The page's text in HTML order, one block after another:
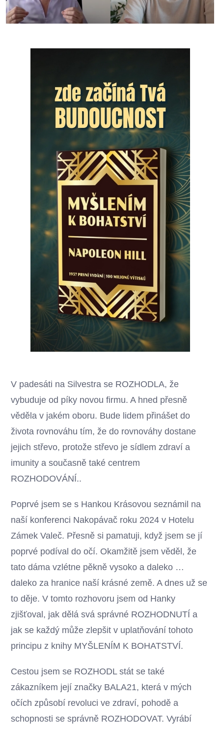
V padesáti na Silvestra se ROZHODLA, že
vybuduje od píky novou firmu. A hned přesně
věděla v jakém oboru. Bude lidem přinášet do
života rovnováhu tím, že do rovnováhy dostane
jejich střevo, protože střevo je sídlem zdraví a
imunity a současně také centrem
ROZHODOVÁNÍ..
Poprvé jsem se s Hankou Krásovou seznámil na
naší konferenci Nakopávač roku 2024 v Hotelu
Zámek Valeč. Přesně si pamatuji, když jsem se jí
poprvé podíval do očí. Okamžitě jsem věděl, že
tato dáma vzlétne pěkně vysoko a daleko …
daleko za hranice naší krásné země. A dnes už se
to děje. V tomto rozhovoru jsem od Hanky
zjišťoval, jak dělá svá správné ROZHODNUTÍ a
jak se každý může zlepšit v uplatňování tohoto
principu z knihy MYŠLENÍM K BOHATSTVÍ.
Cestou jsem se ROZHODL stát se také
zákazníkem její značky BALA21, která v mých
očích způsobí revoluci ve zdraví, pohodě a
schopnosti se správně ROZHODOVAT. Vyrábí